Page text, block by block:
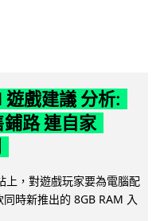
戲建議 分析:
路 連自家
，對遊戲玩家要為電腦配
時新推出的 8GB RAM 入